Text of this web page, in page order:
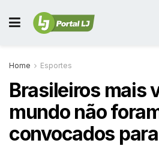
Home Esportes
Brasileiros mais
mundo não
convocados